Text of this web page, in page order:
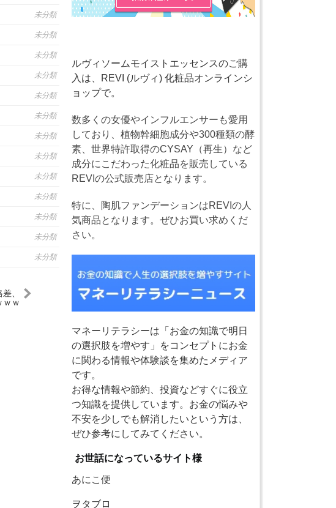
未分類
未分類
未分類
未分類
未分類
未分類
未分類
未分類
未分類
未分類
未分類
未分類
未分類
、
ｗｗ
ルヴィソームモイストエッセンスのご購
入は、REVI (ルヴィ) 化粧品オンラインシ
ョップで。
数多くの女優やインフルエンサーも愛用
しており、植物幹細胞成分や300種類の酵
素、世界特許取得のCYSAY（再生）など
成分にこだわった化粧品を販売している
REVIの公式販売店となります。
特に、陶肌ファンデーションはREVIの人
気商品となります。ぜひお買い求めくだ
さい。
マネーリテラシーは「お金の知識で明日
の選択肢を増やす」をコンセプトにお金
に関わる情報や体験談を集めたメディア
です。
お得な情報や節約、投資などすぐに役立
つ知識を提供しています。お金の悩みや
不安を少しでも解消したいという方は、
ぜひ参考にしてみてください。
お世話になっているサイト様
あにこ便
ヲタブロ